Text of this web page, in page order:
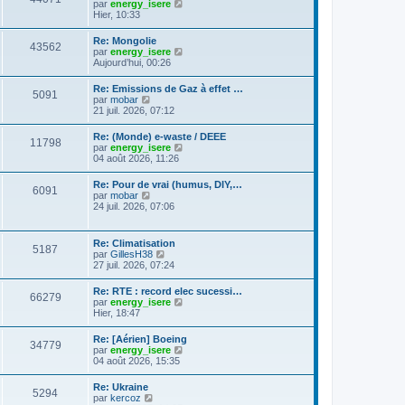
e
s
a
g
e
l
d
e
r
n
i
e
r
m
e
s
s
a
g
l
e
r
e
d
e
r
n
i
e
r
m
e
s
s
a
g
e
par energy_isere
e
r
d
e
r
e
r
s
Hier, 10:33
43562
Re: Mongolie
par energy_isere
s
u
e
r
d
e
r
r
s
a
Aujourd’hui, 00:26
5091
Re: Emissions de Gaz à effet …
par mobar
o
u
l
t
e
r
e
e
r
n
i
e
r
m
e
s
a
g
e
21 juil. 2026, 07:12
11798
Re: (Monde) e-waste / DEEE
par energy_isere
u
r
e
r
n
r
m
s
04 août 2026, 11:26
6091
Re: Pour de vrai (humus, DIY,…
par mobar
o
l
t
e
r
l
e
e
r
n
i
e
r
e
24 juil. 2026, 07:06
5187
Re: Climatisation
par GillesH38
o
s
u
l
e
r
l
e
d
27 juil. 2026, 07:24
66279
Re: RTE : record elec sucessi…
par energy_isere
u
e
Hier, 18:47
34779
Re: [Aérien] Boeing
par energy_isere
04 août 2026, 15:35
5294
Re: Ukraine
par kercoz